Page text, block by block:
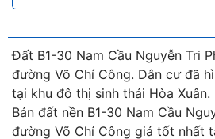
Đất B1-30 Nam Cầu Nguyễn Tri
đường Võ Chí Công. Dân cư đã
tại khu đô thị sinh thái Hòa Xuân.
Bán đất nền B1-30 Nam Cầu
đường Võ Chí Công giá tốt nhất